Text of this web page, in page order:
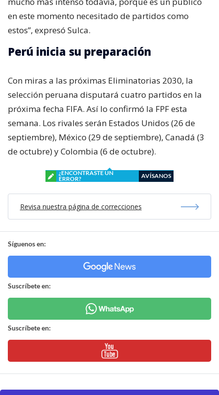
en este momento necesitado de partidos como
estos”, expresó Sulca.
Perú inicia su preparación
Con miras a las próximas Eliminatorias 2030, la
selección peruana disputará cuatro partidos en la
próxima fecha FIFA. Así lo confirmó la FPF esta
semana. Los rivales serán Estados Unidos (26 de
septiembre), México (29 de septiembre), Canadá (3
de octubre) y Colombia (6 de octubre).
¿ENCONTRASTE UN
ERROR?
AVÍSANOS
Revisa nuestra página de correcciones
Síguenos en:
Suscríbete en:
Suscríbete en: